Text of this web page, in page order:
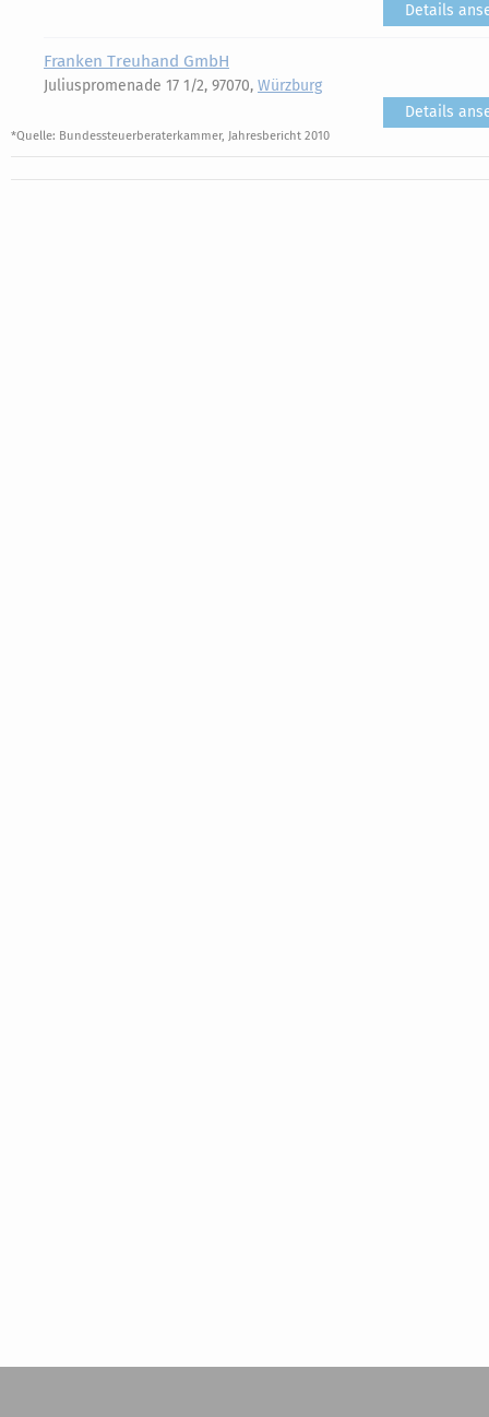
Details
Franken Treuhand GmbH
Juliuspromenade 17 1/2, 97070, Würzburg
Details
*Quelle: Bundessteuerberaterkammer, Jahresbericht 2010